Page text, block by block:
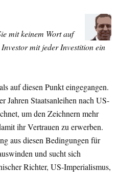
mit keinem Wort auf
mit jeder Investition ein
auf diesen Punkt eingegangen.
Jahren Staatsanleihen nach US-
um den Zeichnern mehr
ihr Vertrauen zu erwerben.
aus diesen Bedingungen für
und sucht sich
Richter, US-Imperialismus,